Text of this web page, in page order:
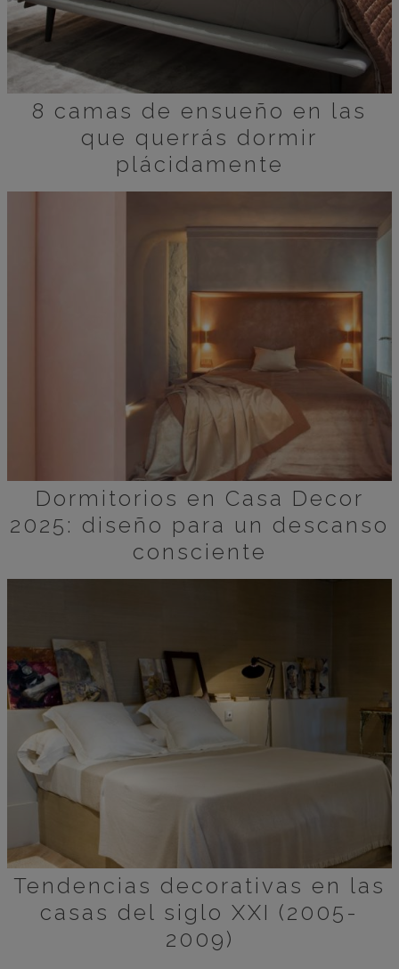
8 camas de ensueño en las
que querrás dormir
plácidamente
Dormitorios en Casa Decor
2025: diseño para un descanso
consciente
Tendencias decorativas en las
casas del siglo XXI (2005-
2009)